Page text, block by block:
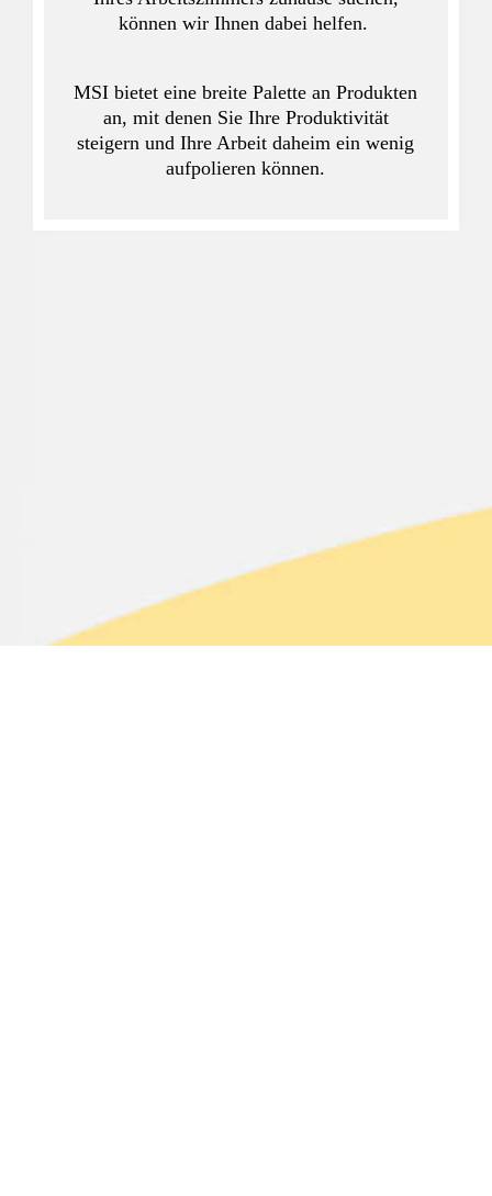
können wir Ihnen dabei helfen.
MSI bietet eine breite Palette an Produkten
an, mit denen Sie Ihre Produktivität
steigern und Ihre Arbeit daheim ein wenig
aufpolieren können.